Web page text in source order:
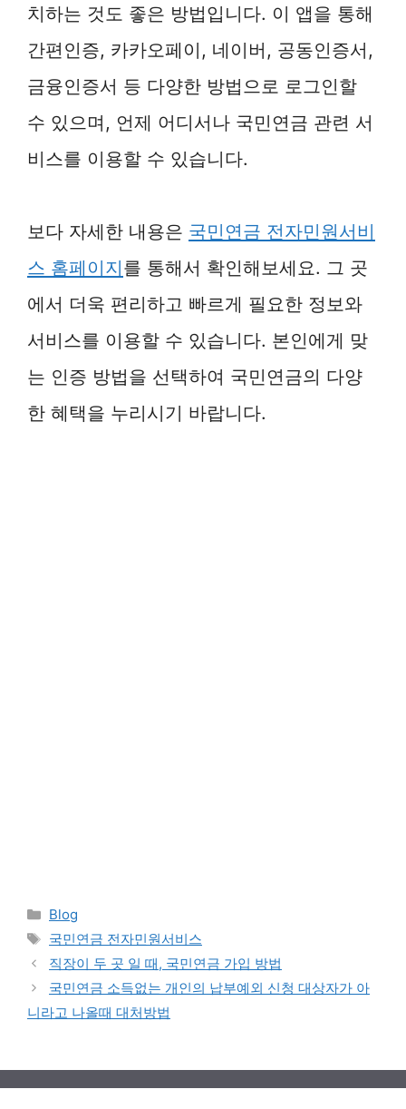
치하는 것도 좋은 방법입니다. 이 앱을 통해
간편인증, 카카오페이, 네이버, 공동인증서,
금융인증서 등 다양한 방법으로 로그인할
수 있으며, 언제 어디서나 국민연금 관련 서
비스를 이용할 수 있습니다.
보다 자세한 내용은 국민연금 전자민원서비
스 홈페이지를 통해서 확인해보세요. 그 곳
에서 더욱 편리하고 빠르게 필요한 정보와
서비스를 이용할 수 있습니다. 본인에게 맞
는 인증 방법을 선택하여 국민연금의 다양
한 혜택을 누리시기 바랍니다.
Categories
Blog
Tags
국민연금 전자민원서비스
직장이 두 곳 일 때, 국민연금 가입 방법
국민연금 소득없는 개인의 납부예외 신청 대상자가 아
니라고 나올때 대처방법